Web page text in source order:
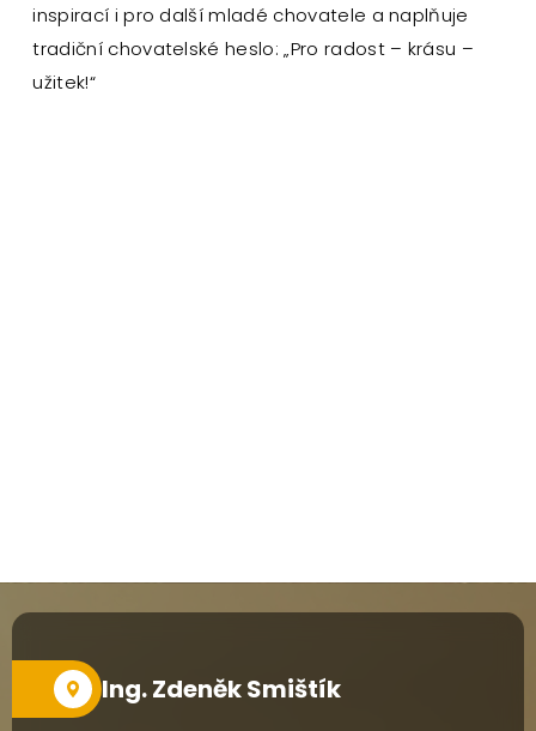
inspirací i pro další mladé chovatele a naplňuje
tradiční chovatelské heslo: „Pro radost – krásu –
užitek!“
Ing. Zdeněk Smištík